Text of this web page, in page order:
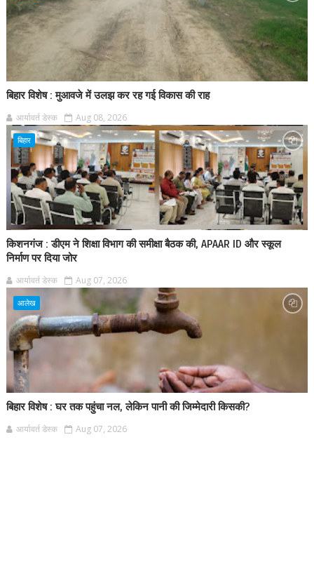
बिहार विशेष : मुआवजे में उलझ कर रह गई विकास की राह
आर्यावर्त डेस्क Aug 08, 2026
बिहार
किशनगंज : डीएम ने शिक्षा विभाग की समीक्षा बैठक की, APAAR ID और स्कूल
निर्माण पर दिया जोर
आर्यावर्त डेस्क Aug 07, 2026
आलेख
बिहार विशेष : घर तक पहुंचा नल, लेकिन पानी की जिम्मेदारी किसकी?
आर्यावर्त डेस्क Aug 07, 2026